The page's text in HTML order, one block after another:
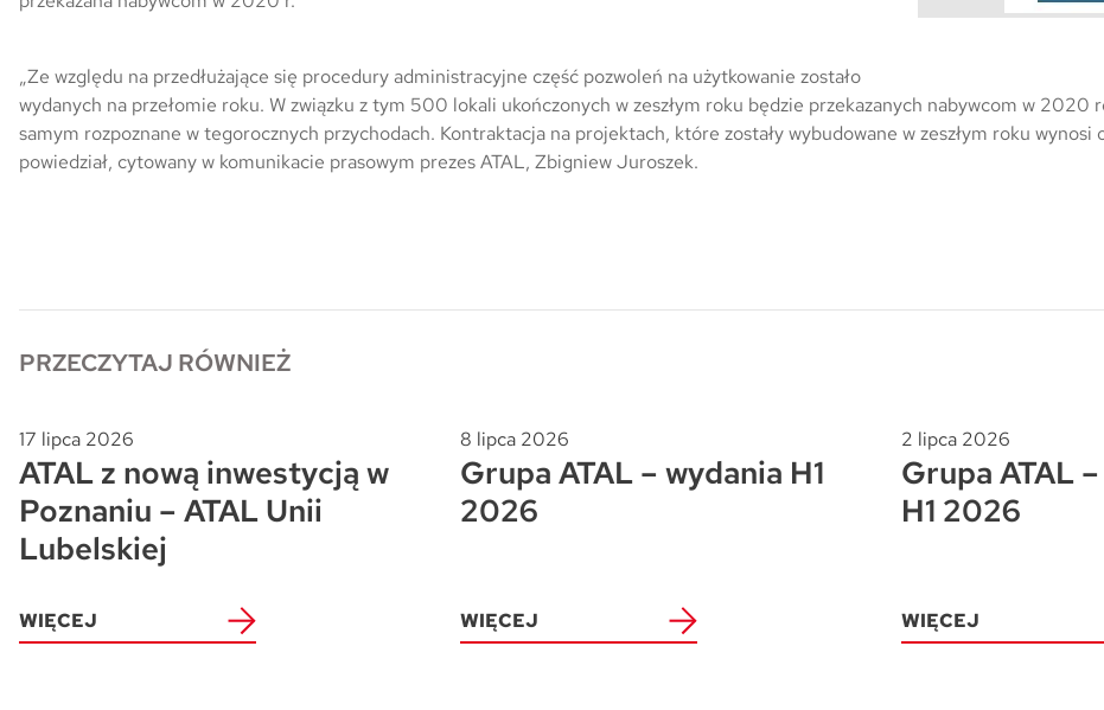
Reda
Wrocław
Drezno
„Ze względu na przedłużające się procedury administracyjne część pozwoleń na użytkowanie zostało
wydanych na przełomie roku. W związku z tym 500 lokali ukończonych w zeszłym roku będzie przekazanych nabywcom w 2020
samym rozpoznane w tegorocznych przychodach. Kontraktacja na projektach, które zostały wybudowane w zeszłym roku wynosi
powiedział, cytowany w komunikacie prasowym prezes ATAL, Zbigniew Juroszek.
PRZECZYTAJ RÓWNIEŻ
17 lipca 2026
ATAL z nową inwestycją w
Poznaniu – ATAL Unii
Lubelskiej
WIĘCEJ
8 lipca 2026
Grupa ATAL – wydania H1
2026
WIĘCEJ
2 lipca 2026
Grupa ATAL
H1 2026
WIĘCEJ